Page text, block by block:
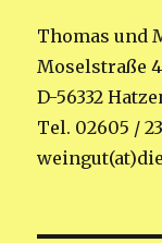
Thomas und
Moselstraße
D-56332
Tel. 02605 /